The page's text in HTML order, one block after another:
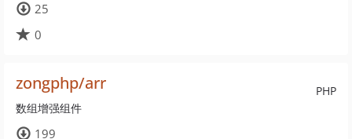
25
0
PHP
zongphp/arr
数组增强组件
199